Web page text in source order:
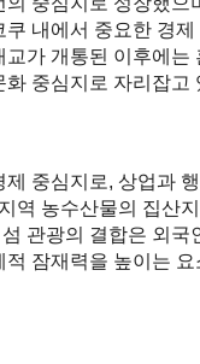
내에서 중요한 경
가 개통된 이후에
중심지로 자리잡고
중심지로, 상업과
역 농수산물의 집산
관광의 결합은 외
잠재력을 높이는